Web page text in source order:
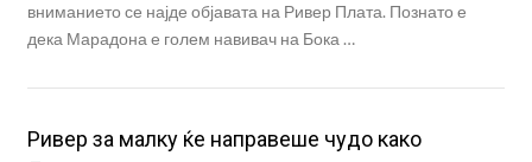
вниманието се најде објавата на Ривер Плата. Познато е
дека Марадона е голем навивач на Бока …
Ривер за малку ќе направеше чудо како